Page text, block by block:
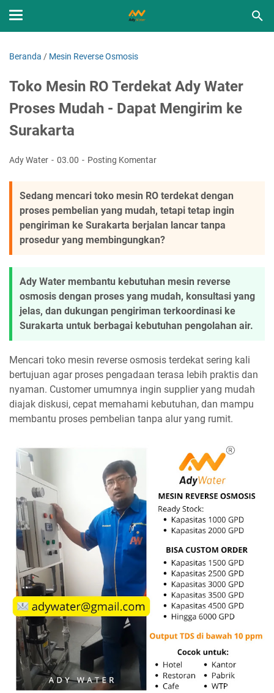
Beranda / Mesin Reverse Osmosis
Toko Mesin RO Terdekat Ady Water
Proses Mudah - Dapat Mengirim ke
Surakarta
Ady Water 03.00 Posting Komentar
Sedang mencari toko mesin RO terdekat dengan
proses pembelian yang mudah, tetapi tetap ingin
pengiriman ke Surakarta berjalan lancar tanpa
prosedur yang membingungkan?
Ady Water membantu kebutuhan mesin reverse
osmosis dengan proses yang mudah, konsultasi yang
jelas, dan dukungan pengiriman terkoordinasi ke
Surakarta untuk berbagai kebutuhan pengolahan air.
Mencari toko mesin reverse osmosis terdekat sering kali
bertujuan agar proses pengadaan terasa lebih praktis dan
nyaman. Customer umumnya ingin supplier yang mudah
diajak diskusi, cepat memahami kebutuhan, dan mampu
membantu proses pembelian tanpa alur yang rumit.